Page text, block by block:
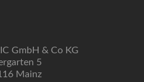
GmbH & Co KG
5
Mainz